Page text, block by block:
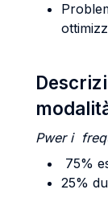
Pwer i
75%
25%